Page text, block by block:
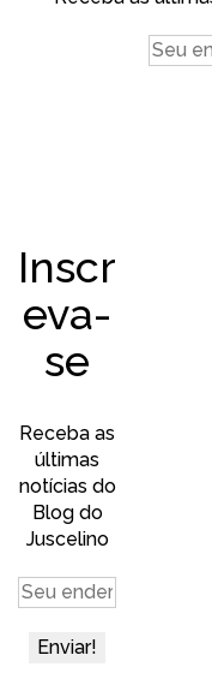
Inscr
eva-
se
Receba as
últimas
notícias do
Blog do
Juscelino